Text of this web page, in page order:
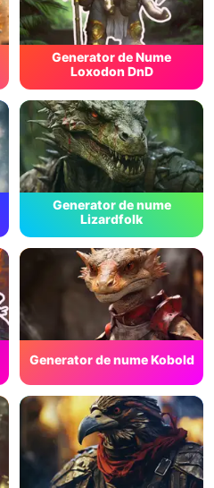
Generator de Nume
Loxodon DnD
Generator de nume
Lizardfolk
Generator de nume Kobold